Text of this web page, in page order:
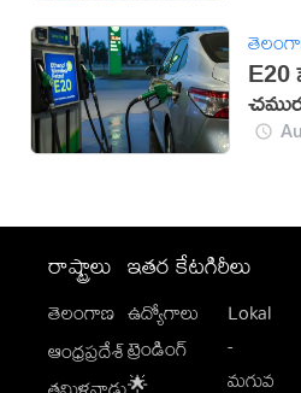
E20
రాష్ట్రాలు
తెలంగాణ
ఆంధ్రప్రదేశ్
ఇతర కేటగిరీలు
ఉద్యోగాలు
ట్రెండింగ్
🌟
Lokal
-
మగువ